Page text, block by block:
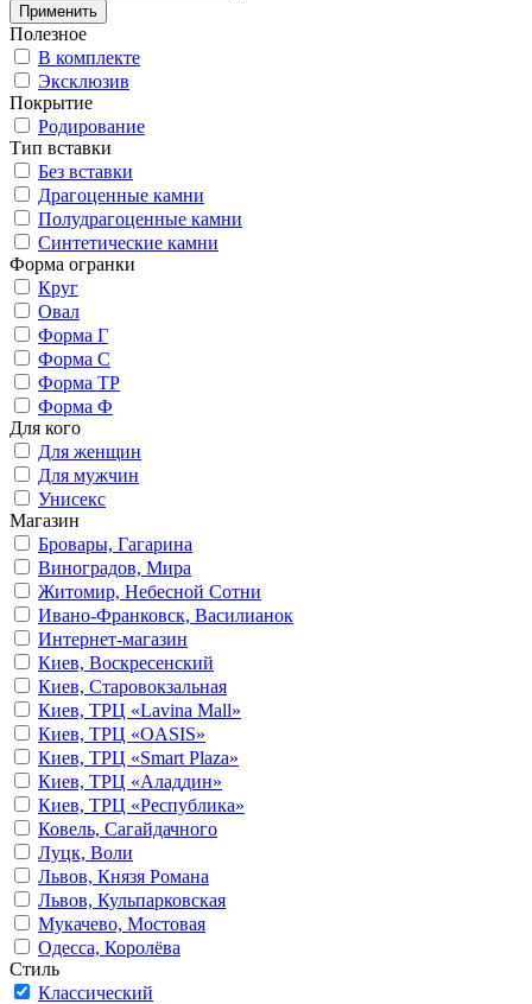
Применить
Полезное
В комплекте
Эксклюзив
Покрытие
Родирование
Тип вставки
Без вставки
Драгоценные камни
Полудрагоценные камни
Синтетические камни
Форма огранки
Круг
Овал
Форма Г
Форма С
Форма ТР
Форма Ф
Для кого
Для женщин
Для мужчин
Унисекс
Магазин
Бровары, Гагарина
Виноградов, Мира
Житомир, Небесной Сотни
Ивано-Франковск, Василианок
Интернет-магазин
Киев, Воскресенский
Киев, Старовокзальная
Киев, ТРЦ «Lavina Mall»
Киев, ТРЦ «OASIS»
Киев, ТРЦ «Smart Plaza»
Киев, ТРЦ «Аладдин»
Киев, ТРЦ «Республика»
Ковель, Сагайдачного
Луцк, Воли
Львов, Князя Романа
Львов, Кульпарковская
Мукачево, Мостовая
Одесса, Королёва
Стиль
Классический